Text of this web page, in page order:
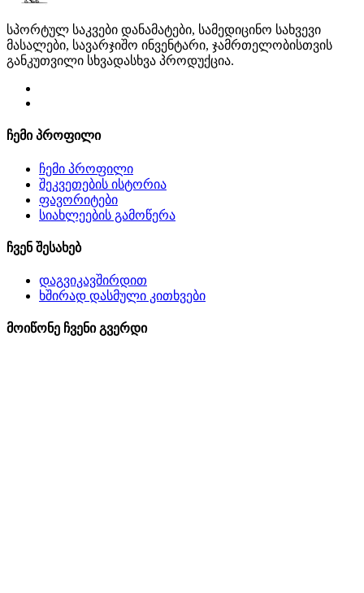
სპორტულ საკვები დანამატები, სამედიცინო სახვევი
მასალები, სავარჯიშო ინვენტარი, ჯამრთელობისთვის
განკუთვილი სხვადასხვა პროდუქცია.
ჩემი პროფილი
ჩემი პროფილი
შეკვეთების ისტორია
ფავორიტები
სიახლეების გამოწერა
ჩვენ შესახებ
დაგვიკავშირდით
ხშირად დასმული კითხვები
მოიწონე ჩვენი გვერდი